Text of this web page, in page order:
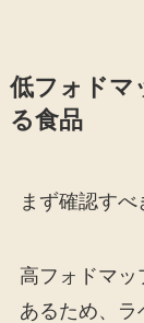
低フォドマ
る食品
まず確認す
高フォドマ
あるため、